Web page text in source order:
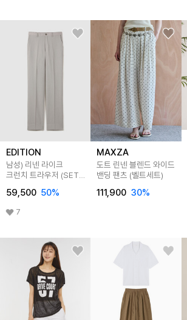
EDITION
남성) 리넨 라이크
크런치 트라우저 (SET-
59,500 50%
7
MAXZA
도트 린넨 블렌드 와이드
밴딩 팬츠 (벨트세트)
111,900 30%